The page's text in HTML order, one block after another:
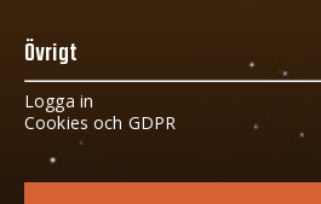
Övrigt
Logga in
Cookies och GDPR